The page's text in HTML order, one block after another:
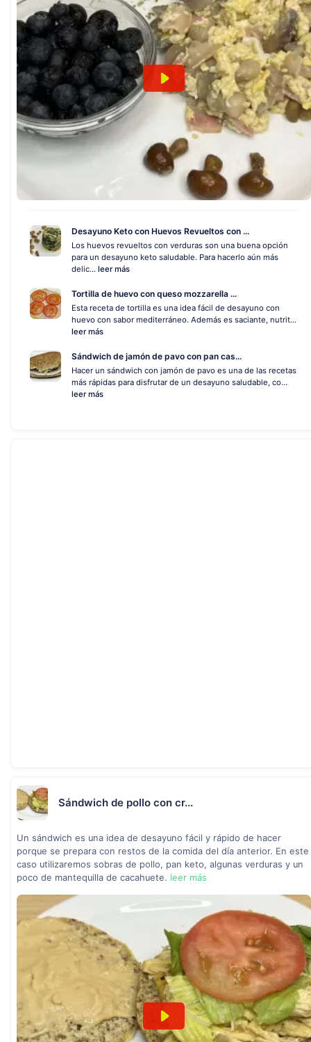
Desayuno Keto con Huevos Revueltos con ...
Los huevos revueltos con verduras son una buena opción
para un desayuno keto saludable. Para hacerlo aún más
delic... leer más
Tortilla de huevo con queso mozzarella ...
Esta receta de tortilla es una idea fácil de desayuno con
huevo con sabor mediterráneo. Además es saciante, nutrit...
leer más
Sándwich de jamón de pavo con pan cas...
Hacer un sándwich con jamón de pavo es una de las recetas
más rápidas para disfrutar de un desayuno saludable, co...
leer más
Sándwich de pollo con cr...
Un sándwich es una idea de desayuno fácil y rápido de hacer
porque se prepara con restos de la comida del día anterior. En este
caso utilizaremos sobras de pollo, pan keto, algunas verduras y un
poco de mantequilla de cacahuete. leer más